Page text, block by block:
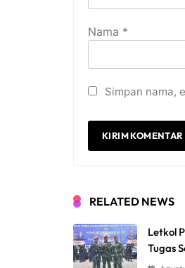
Nama *
Simpan nama,
RELATED NEWS
Letkol
Tugas